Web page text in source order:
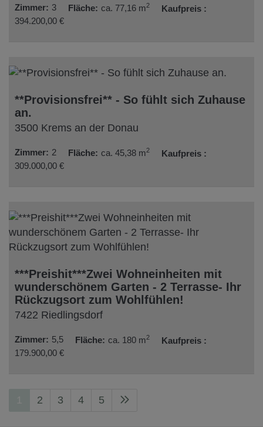
Zimmer 3 Fläche ca. 77,16 m2
Kaufpreis
394.200,00 €
**Provisionsfrei** - So fühlt sich Zuhause
an.
3500 Krems an der Donau
Zimmer 2 Fläche ca. 45,38 m2
Kaufpreis
309.000,00 €
***Preishit***Zwei Wohneinheiten mit
wunderschönem Garten - 2 Terrasse- Ihr
Rückzugsort zum Wohlfühlen!
7422 Riedlingsdorf
Zimmer 5,5 Fläche ca. 180 m2
Kaufpreis
179.900,00 €
2 3 4 5